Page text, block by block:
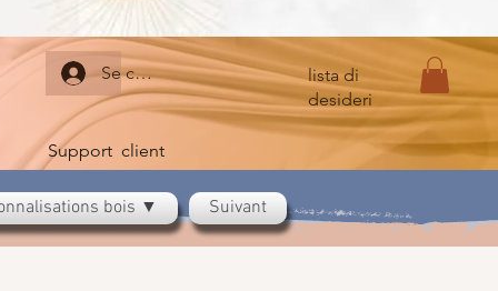
bois ▼ Suivant
Se connecter
Support client
lista di
desideri